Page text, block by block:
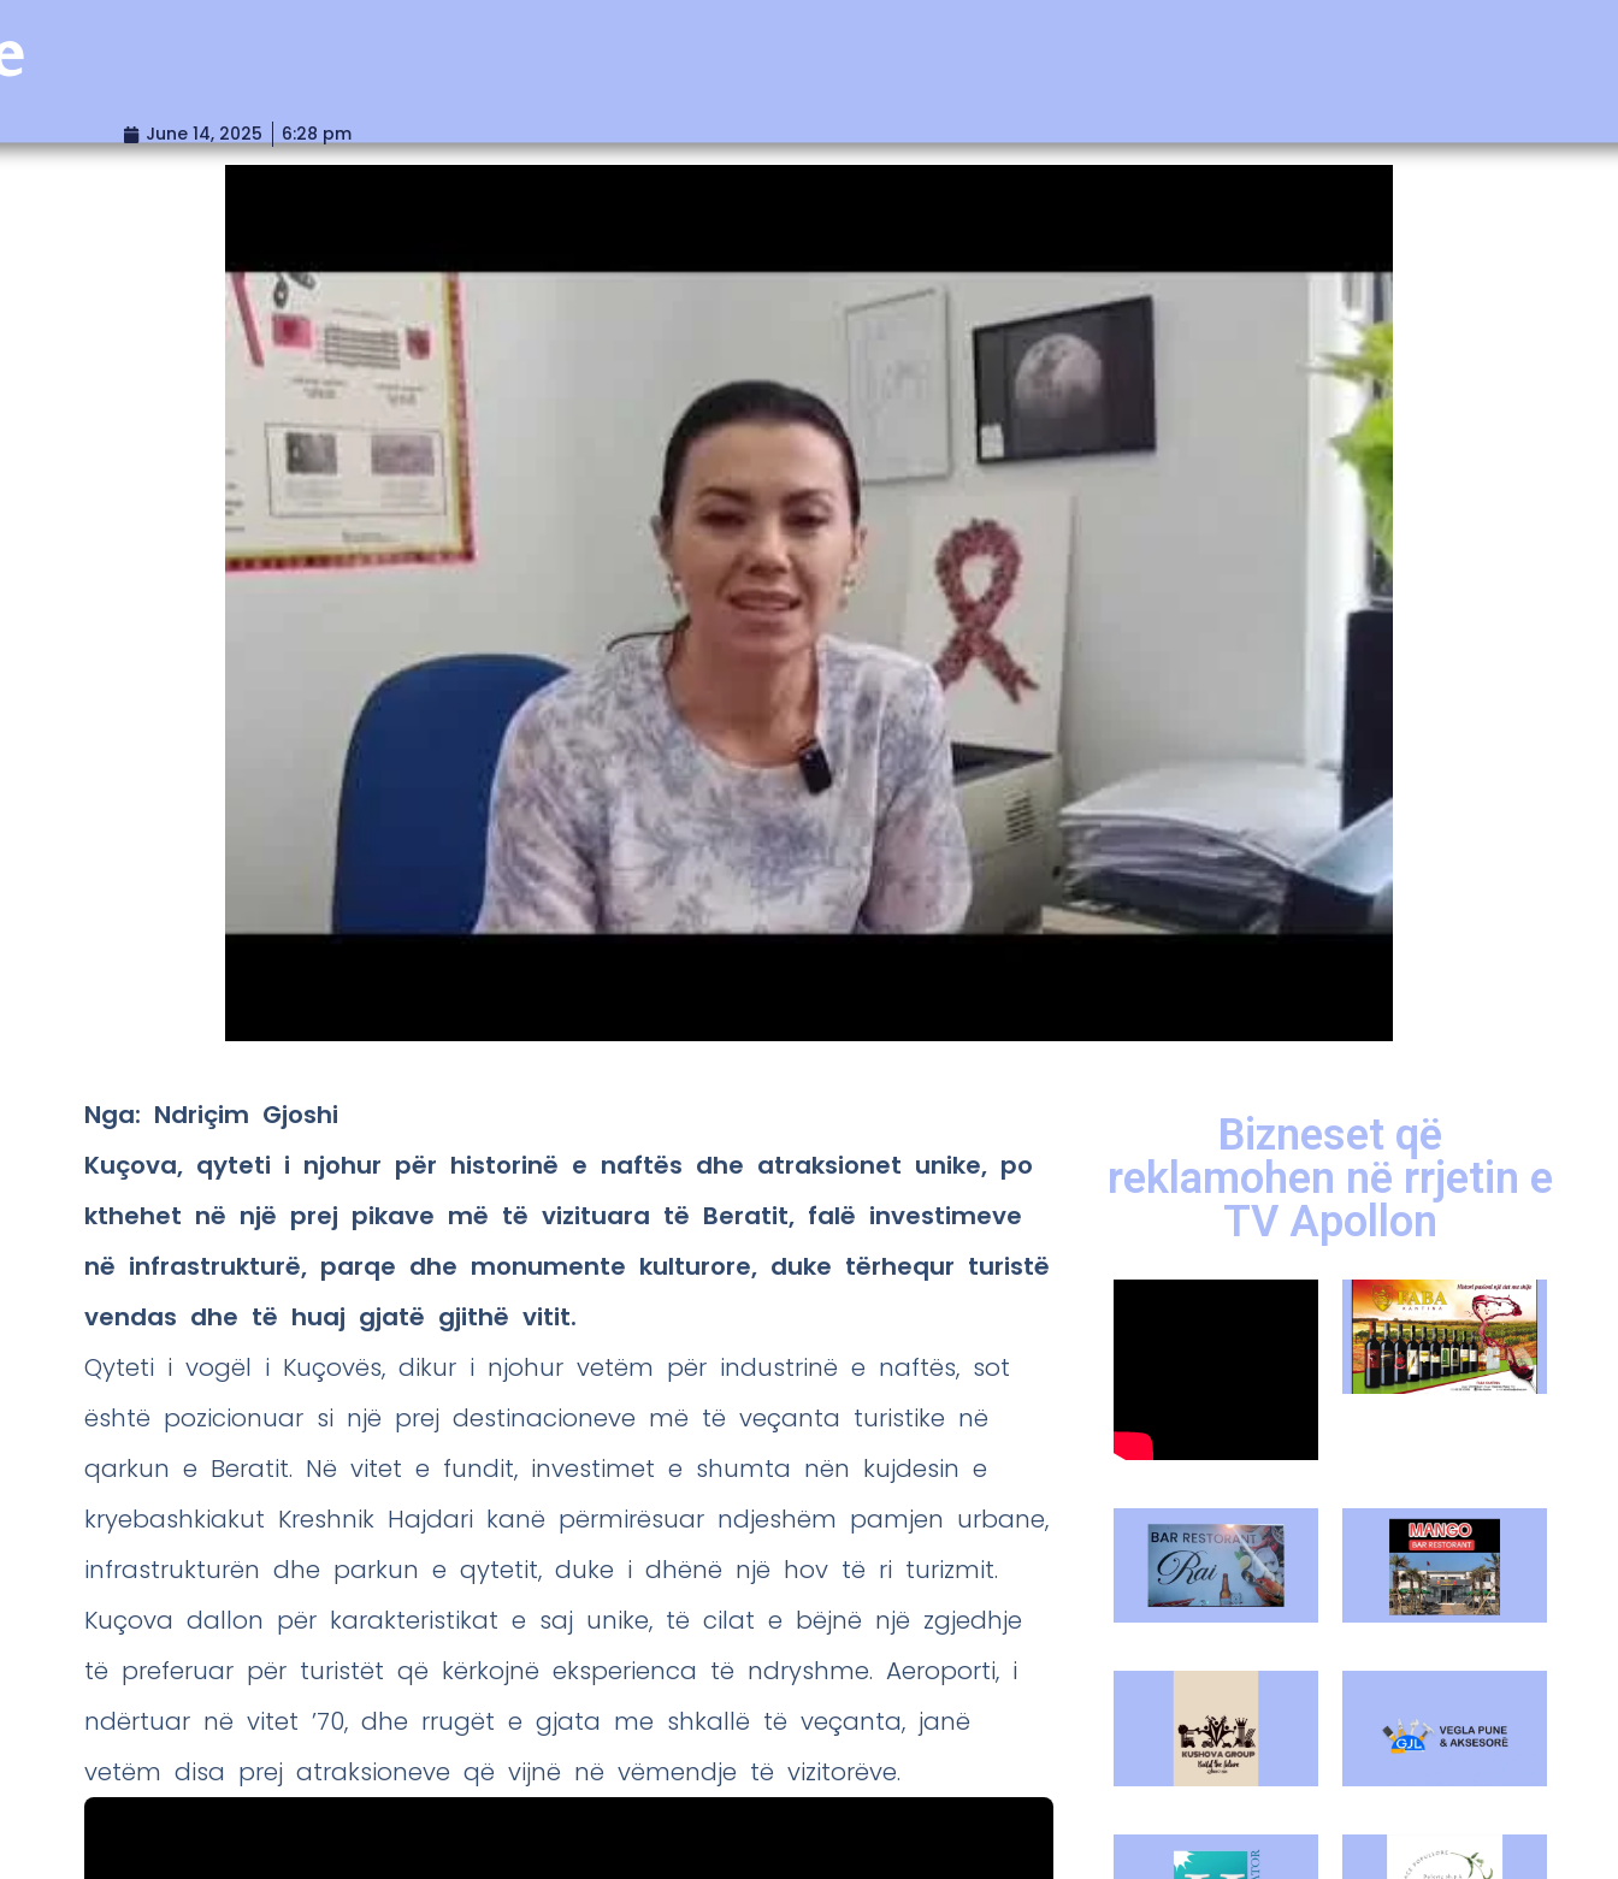
June 14, 2025 6:28 pm
Nga: Ndriçim Gjoshi
Kuçova, qyteti i njohur për historinë e naftës dhe atraksionet unike, po
kthehet në një prej pikave më të vizituara të Beratit, falë investimeve
në infrastrukturë, parqe dhe monumente kulturore, duke tërhequr turistë
vendas dhe të huaj gjatë gjithë vitit.
Qyteti i vogël i Kuçovës, dikur i njohur vetëm për industrinë e naftës, sot
është pozicionuar si një prej destinacioneve më të veçanta turistike në
qarkun e Beratit. Në vitet e fundit, investimet e shumta nën kujdesin e
kryebashkiakut Kreshnik Hajdari kanë përmirësuar ndjeshëm pamjen urbane,
infrastrukturën dhe parkun e qytetit, duke i dhënë një hov të ri turizmit.
Kuçova dallon për karakteristikat e saj unike, të cilat e bëjnë një zgjedhje
të preferuar për turistët që kërkojnë eksperienca të ndryshme. Aeroporti, i
ndërtuar në vitet ’70, dhe rrugët e gjata me shkallë të veçanta, janë
vetëm disa prej atraksioneve që vijnë në vëmendje të vizitorëve.
Bizneset që
reklamohen në rrjetin e
TV Apollon